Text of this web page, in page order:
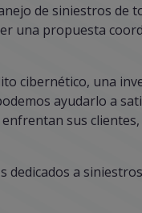
de siniestros de
una propuesta
cibernético, una
ayudarlo a
sus clientes,
dedicados a